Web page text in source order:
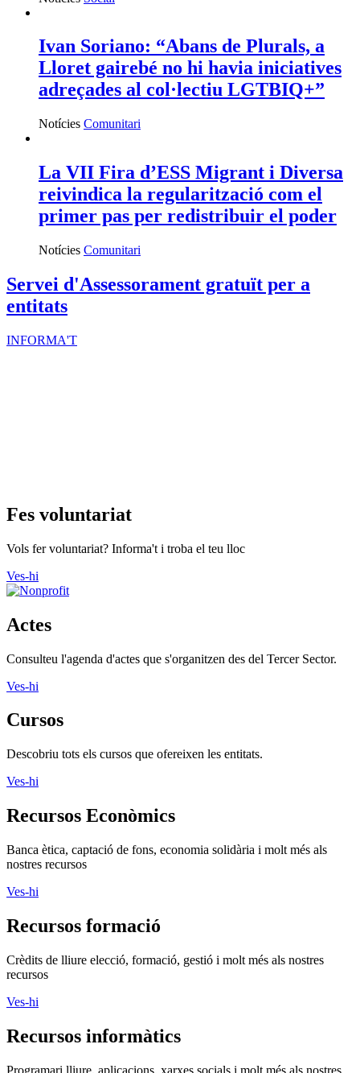
Ivan Soriano: “Abans de Plurals, a
Lloret gairebé no hi havia iniciatives
adreçades al col·lectiu LGTBIQ+”
Notícies Comunitari
La VII Fira d’ESS Migrant i Diversa
reivindica la regularització com el
primer pas per redistribuir el poder
Notícies Comunitari
Servei d'Assessorament gratuït per a
entitats
INFORMA'T
Fes voluntariat
Vols fer voluntariat? Informa't i troba el teu lloc
Ves-hi
Actes
Consulteu l'agenda d'actes que s'organitzen des del Tercer Sector.
Ves-hi
Cursos
Descobriu tots els cursos que ofereixen les entitats.
Ves-hi
Recursos Econòmics
Banca ètica, captació de fons, economia solidària i molt més als
nostres recursos
Ves-hi
Recursos formació
Crèdits de lliure elecció, formació, gestió i molt més als nostres
recursos
Ves-hi
Recursos informàtics
Programari lliure, aplicacions, xarxes socials i molt més als nostres